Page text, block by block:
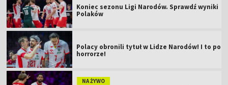
Koniec sezonu Ligi Narodów. Sprawdź wyniki
Polaków
Polacy obronili tytuł w Lidze Narodów! I to po
horrorze!
NA ŻYWO